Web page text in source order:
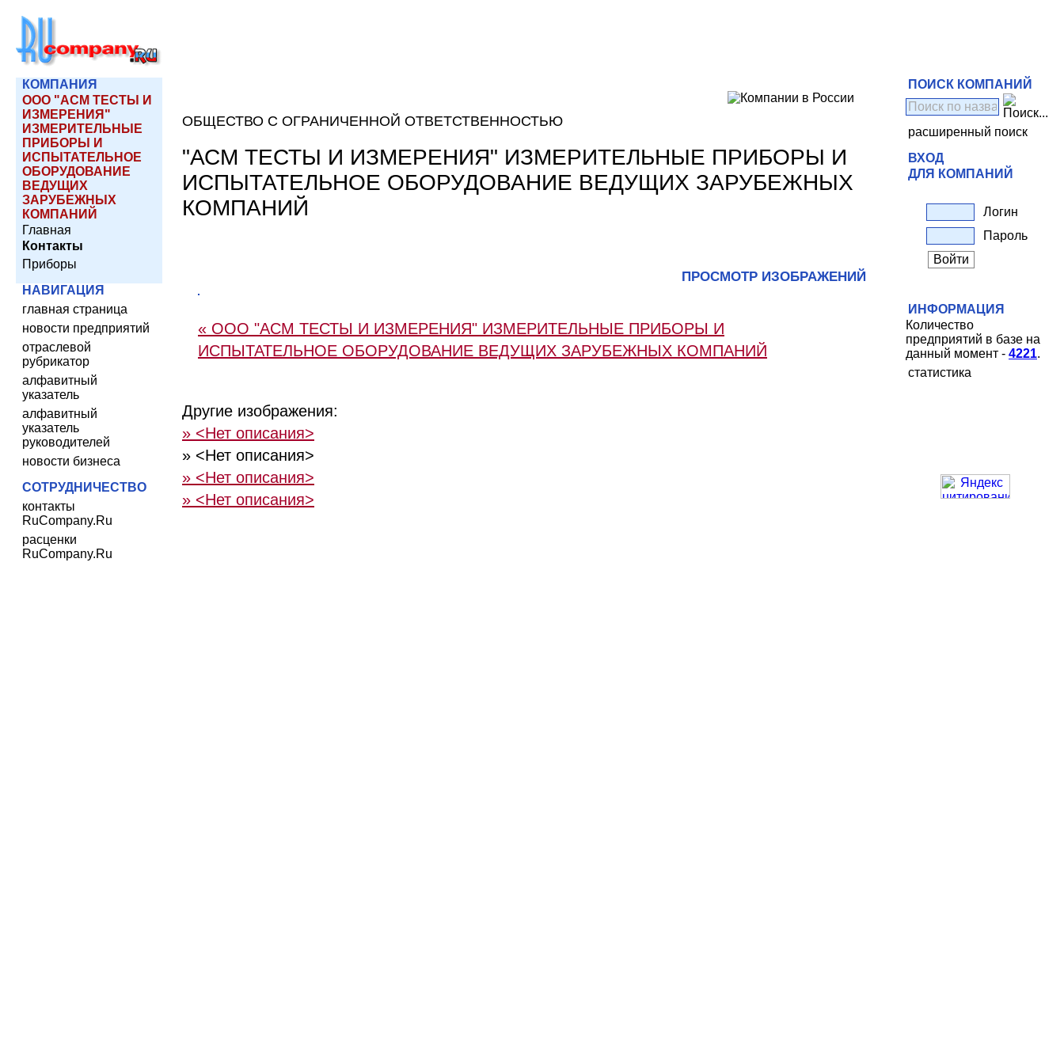
КОМПАНИЯ
ООО "АСМ ТЕСТЫ И
ИЗМЕРЕНИЯ"
ИЗМЕРИТЕЛЬНЫЕ
ПРИБОРЫ И
ИСПЫТАТЕЛЬНОЕ
ОБОРУДОВАНИЕ
ВЕДУЩИХ
ЗАРУБЕЖНЫХ
КОМПАНИЙ
Главная
Контакты
Приборы
НАВИГАЦИЯ
главная страница
новости предприятий
отраслевой
рубрикатор
алфавитный
указатель
алфавитный
указатель
руководителей
новости бизнеса
СОТРУДНИЧЕСТВО
контакты
RuCompany.Ru
расценки
RuCompany.Ru
ОБЩЕСТВО С ОГРАНИЧЕННОЙ ОТВЕТСТВЕННОСТЬЮ
"АСМ ТЕСТЫ И ИЗМЕРЕНИЯ" ИЗМЕРИТЕЛЬНЫЕ ПРИБОРЫ И
ИСПЫТАТЕЛЬНОЕ ОБОРУДОВАНИЕ ВЕДУЩИХ ЗАРУБЕЖНЫХ
КОМПАНИЙ
ПРОСМОТР ИЗОБРАЖЕНИЙ
« ООО "АСМ ТЕСТЫ И ИЗМЕРЕНИЯ" ИЗМЕРИТЕЛЬНЫЕ ПРИБОРЫ И
ИСПЫТАТЕЛЬНОЕ ОБОРУДОВАНИЕ ВЕДУЩИХ ЗАРУБЕЖНЫХ КОМПАНИЙ
Другие изображения:
» <Нет описания>
» <Нет описания>
» <Нет описания>
» <Нет описания>
ПОИСК КОМПАНИЙ
расширенный поиск
ВХОД
ДЛЯ КОМПАНИЙ
Логин
Пароль
ИНФОРМАЦИЯ
Количество
предприятий в базе на
данный момент - 4221.
статистика